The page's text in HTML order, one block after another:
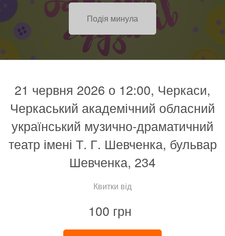
Подія минула
21 червня 2026 о 12:00, Черкаси,
Черкаський академічний обласний
український музично-драматичний
театр імені Т. Г. Шевченка, бульвар
Шевченка, 234
Квитки від
100 грн